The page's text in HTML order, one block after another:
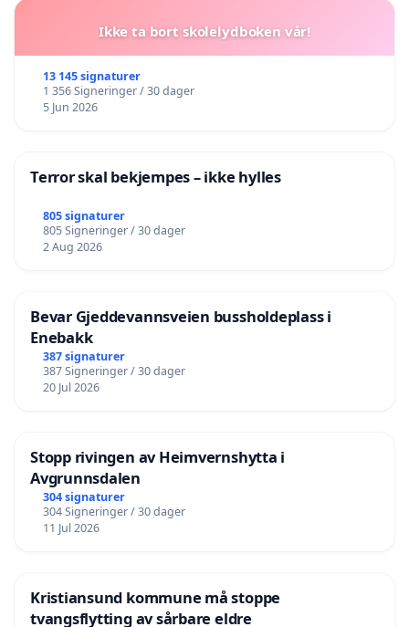
Ikke ta bort skolelydboken vår!
13 145 signaturer
1 356 Signeringer / 30 dager
5 Jun 2026
Terror skal bekjempes – ikke hylles
805 signaturer
805 Signeringer / 30 dager
2 Aug 2026
Bevar Gjeddevannsveien bussholdeplass i
Enebakk
387 signaturer
387 Signeringer / 30 dager
20 Jul 2026
Stopp rivingen av Heimvernshytta i
Avgrunnsdalen
304 signaturer
304 Signeringer / 30 dager
11 Jul 2026
Kristiansund kommune må stoppe
tvangsflytting av sårbare eldre